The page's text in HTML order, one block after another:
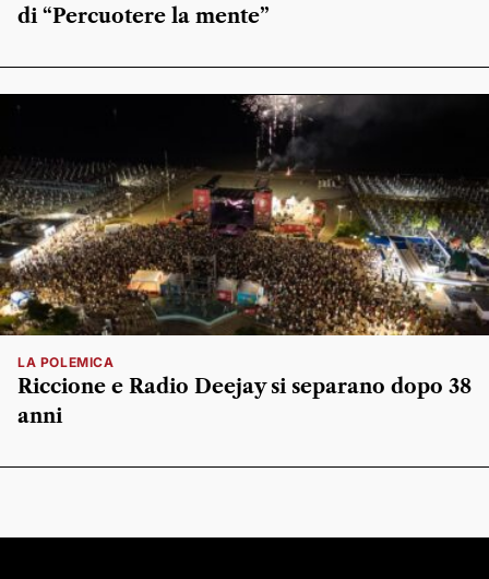
di “Percuotere la mente”
LA POLEMICA
Riccione e Radio Deejay si separano dopo 38
anni